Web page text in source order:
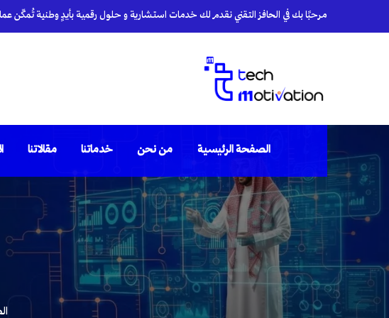
مرحبًا بك في الحافز التقني نقدم لك خدمات استشارية و حلول رقمية بأيدٍ وطنية تُمكّن
الصفحة الرئيسية من نحن خدماتنا مقالاتنا